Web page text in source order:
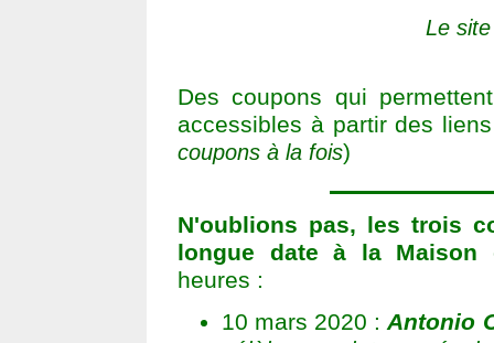
Le
Des coupons qui
accessibles à partir des
coupons à la fois)
N'oublions pas, les trois
longue date à la Maison
heures :
10 mars 2020 :Antonio